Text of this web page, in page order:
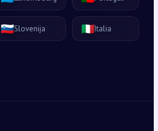
🇸🇮Slovenija 🇮🇹Italia